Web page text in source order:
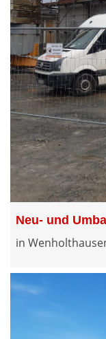
Neu- und
in